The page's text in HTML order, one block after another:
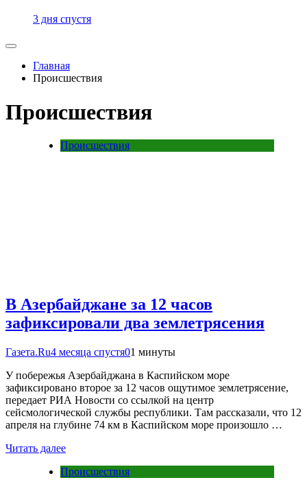
3 дня спустя
Главная
Происшествия
Происшествия
Происшествия
В Азербайджане за 12 часов
зафиксировали два землетрясения
Газета.Ru4 месяца спустя01 минуты
У побережья Азербайджана в Каспийском море
зафиксировано второе за 12 часов ощутимое землетрясение,
передает РИА Новости со ссылкой на центр
сейсмологической службы республики. Там рассказали, что 12
апреля на глубине 74 км в Каспийском море произошло …
Читать далее
Происшествия